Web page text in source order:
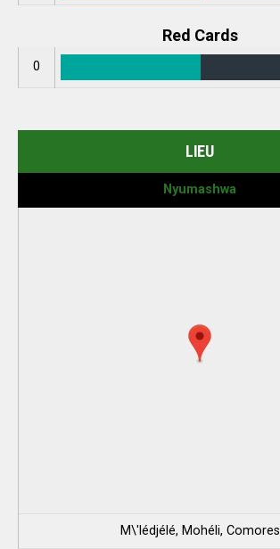
Red Cards
0
LIEU
Nyumashwa
M\'lédjélé, Mohéli, Comores